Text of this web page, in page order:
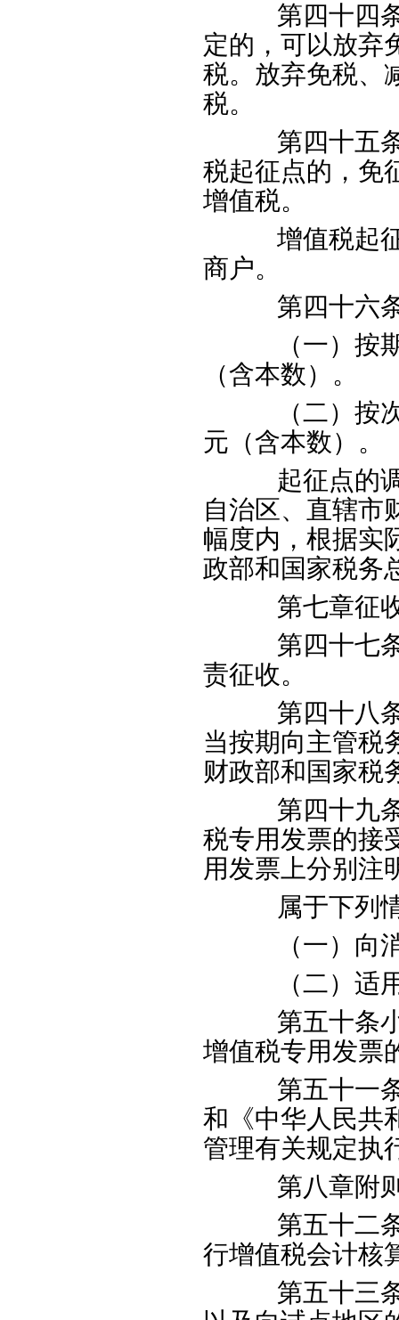
第四十四条
定的，可以放弃
税。放弃免税、
税。
第四十五条
税起征点的，免
增值税。
增值税起征
商户。
第四十六条
（一）按期
（含本数）。
（二）按次
元（含本数）。
起征点的调
自治区、直辖市
幅度内，根据实
政部和国家税务
第七章征
第四十七条
责征收。
第四十八条
当按期向主管税
财政部和国家税
第四十九条
税专用发票的接
用发票上分别注
属于下列情
（一）向消
（二）适用
第五十条小
增值税专用发票
第五十一条
和《中华人民共
管理有关规定执
第八章附
第五十二条
行增值税会计核
第五十三条